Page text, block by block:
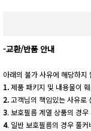
-교환/반품 안내
아래의 불가 사유에 해당하
1.제품 패키지 및 내용물이
2.고객님의 책임있는 사유로
3. 보호필름 계열 상품의 경
4. 일반 보호필름의 경우 풀